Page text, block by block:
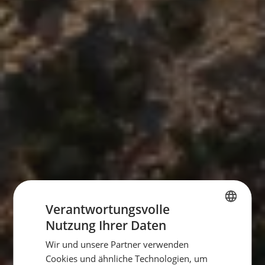
Verantwortungsvolle
Nutzung Ihrer Daten
Wir und unsere Partner verwenden
Cookies und ähnliche Technologien, um